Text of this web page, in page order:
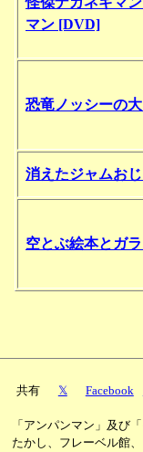
マン [DVD]
恐竜ノッシーの
消えたジャムお
空とぶ絵本とガ
共有 𝕏 Facebook
「アンパンマン」及び
たかし、フレーベル館